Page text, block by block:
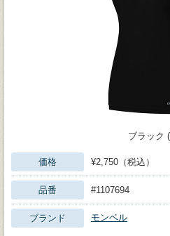
ブラック
価格 ¥2,750（税込）
品番 #1107694
ブランド モンベル